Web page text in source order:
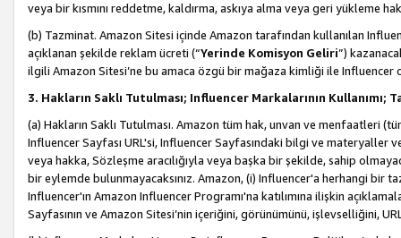
veya bir kısmını reddetme, kaldırma, askıya alma veya geri yükleme
(b) Tazminat. Amazon Sitesi içinde Amazon tarafından kullanılan
açıklanan şekilde reklam ücreti (“Yerinde Komisyon Geliri”)
ilgili Amazon Sitesi’ne bu amaca özgü bir mağaza kimliği ile Influencer
3. Hakların Saklı Tutulması; Influencer Markalarının Kullanımı;
(a) Hakların Saklı Tutulması. Amazon tüm hak, unvan ve menfaatleri
Influencer Sayfası URL'si, Influencer Sayfasındaki bilgi ve materyaller
veya hakka, Sözleşme aracılığıyla veya başka bir şekilde, sahip
bir eylemde bulunmayacaksınız. Amazon, (i) Influencer'a herhangi bir
Influencer'ın Amazon Influencer Programı'na katılımına ilişkin
Sayfasının ve Amazon Sitesi’nin içeriğini, görünümünü, işlevselliğini,